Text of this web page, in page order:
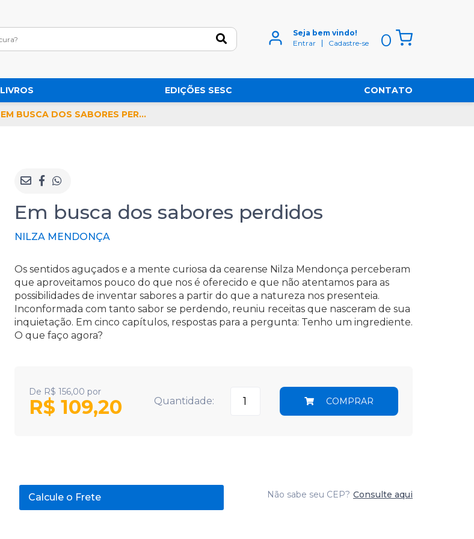
Seja bem vindo!
Entrar
Cadastre-se 0
LIVROS EDIÇÕES SESC CONTATO
EM BUSCA DOS SABORES PERDIDOS
Em busca dos sabores perdidos
NILZA MENDONÇA
Os sentidos aguçados e a mente curiosa da cearense Nilza Mendonça perceberam
que aproveitamos pouco do que nos é oferecido e que não atentamos para as
possibilidades de inventar sabores a partir do que a natureza nos presenteia.
Inconformada com tanto sabor se perdendo, reuniu receitas que nasceram de sua
inquietação. Em cinco capítulos, respostas para a pergunta: Tenho um ingrediente.
O que faço agora?
De R$ 156,00 por
R$ 109,20 Quantidade: COMPRAR
Calcule o Frete Não sabe seu CEP? Consulte aqui